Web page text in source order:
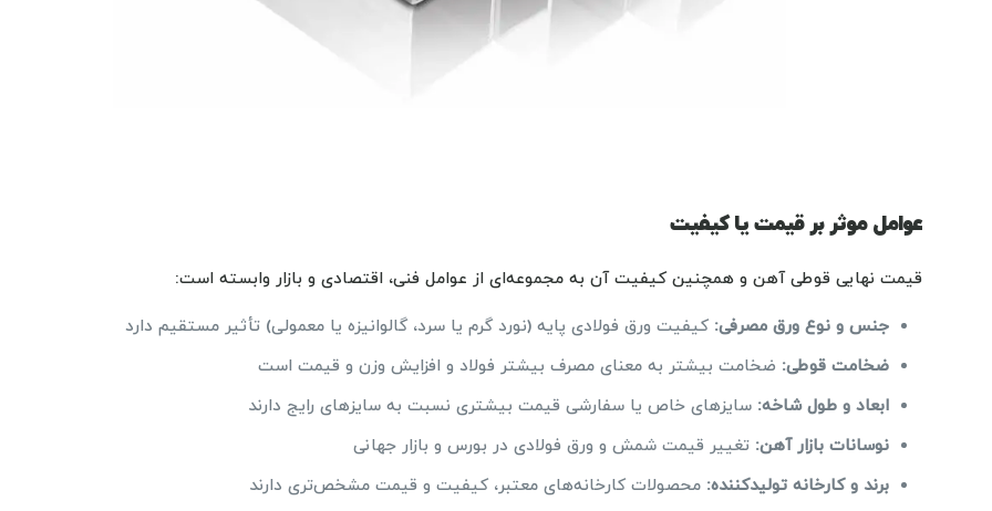
عوامل موثر بر قیمت یا کیفیت
قیمت نهایی قوطی آهن و همچنین کیفیت آن به مجموعه‌ای از عوامل فنی، اقتصادی و بازار وابسته است:
جنس و نوع ورق مصرفی: کیفیت ورق فولادی پایه (نورد گرم یا سرد، گالوانیزه یا معمولی) تأثیر مستقیم دارد
ضخامت قوطی: ضخامت بیشتر به معنای مصرف بیشتر فولاد و افزایش وزن و قیمت است
ابعاد و طول شاخه: سایزهای خاص یا سفارشی قیمت بیشتری نسبت به سایزهای رایج دارند
نوسانات بازار آهن: تغییر قیمت شمش و ورق فولادی در بورس و بازار جهانی
برند و کارخانه تولیدکننده: محصولات کارخانه‌های معتبر، کیفیت و قیمت مشخص‌تری دارند